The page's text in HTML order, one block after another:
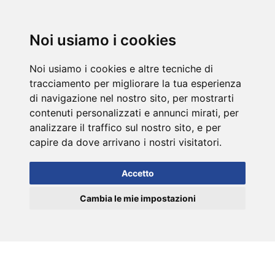
Noi usiamo i cookies
Noi usiamo i cookies e altre tecniche di
tracciamento per migliorare la tua esperienza
di navigazione nel nostro sito, per mostrarti
contenuti personalizzati e annunci mirati, per
analizzare il traffico sul nostro sito, e per
capire da dove arrivano i nostri visitatori.
Accetto
Cambia le mie impostazioni